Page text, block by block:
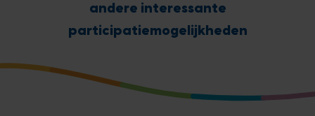
andere interessante
participatiemogelijkheden